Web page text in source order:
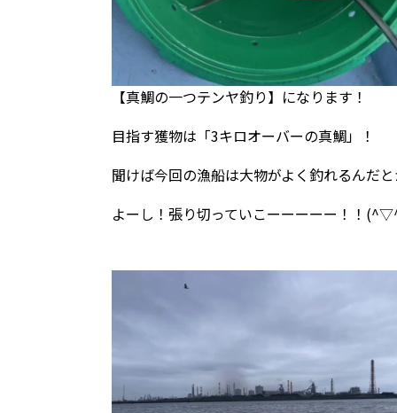
【真鯛の一つテンヤ釣り】になります！
目指す獲物は「3キロオーバーの真鯛」！
聞けば今回の漁船は大物がよく釣れるんだ
よーし！張り切っていこーーーーー！！